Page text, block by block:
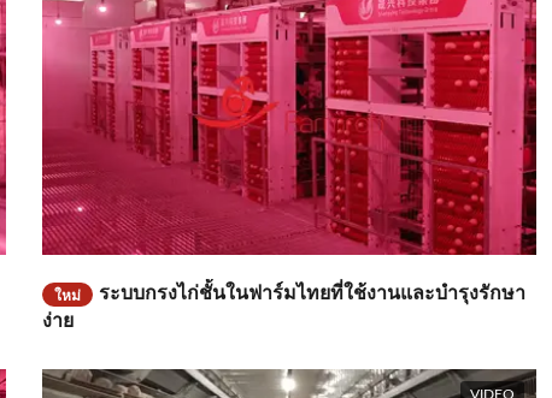
ใหม่
ระบบกรงไก่ชั้นในฟาร์มไทยที่ใช้งานและบํารุงรักษา
ง่าย
VIDEO